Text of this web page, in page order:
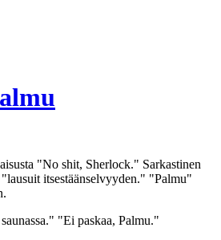
"No shit, Sherlock." Sarkastinen
itsestäänselvyyden." "Palmu"
"Ei paskaa, Palmu."